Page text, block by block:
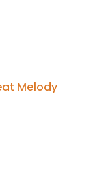
Melody